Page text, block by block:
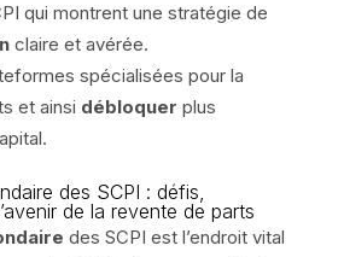
qui montrent une stratégie de
claire et avérée.
spécialisées pour la
et ainsi débloquer plus
des SCPI : défis,
de la revente de parts
des SCPI est l’endroit vital